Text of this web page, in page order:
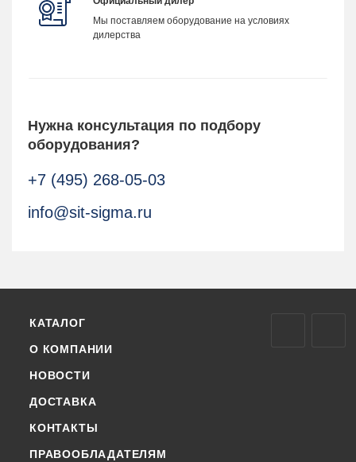
Мы поставляем оборудование на условиях
дилерства
Нужна консультация по подбору
оборудования?
+7 (495) 268-05-03
info@sit-sigma.ru
КАТАЛОГ
О КОМПАНИИ
НОВОСТИ
ДОСТАВКА
КОНТАКТЫ
ПРАВООБЛАДАТЕЛЯМ